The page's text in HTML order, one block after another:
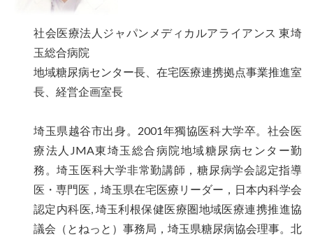
社会医療法人ジャパンメディカルアライアンス 東埼
玉総合病院
地域糖尿病センター長、在宅医療連携拠点事業推進室
長、経営企画室長
埼玉県越谷市出身。2001年獨協医科大学卒。社会医
療法人JMA東埼玉総合病院地域糖尿病センター勤
務。埼玉医科大学非常勤講師，糖尿病学会認定指導
医・専門医，埼玉県在宅医療リーダー，日本内科学会
認定内科医, 埼玉利根保健医療圏地域医療連携推進協
議会（とねっと）事務局，埼玉県糖尿病協会理事。北